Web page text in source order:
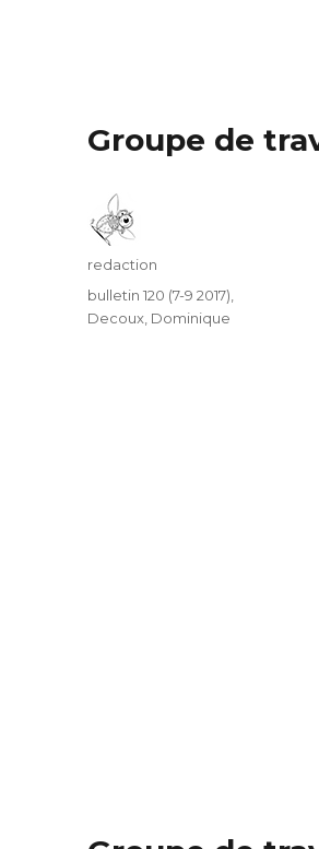
Groupe de
Auteur
redaction
Catégories
bulletin 120 (7-9 2017),
Decoux, Dominique